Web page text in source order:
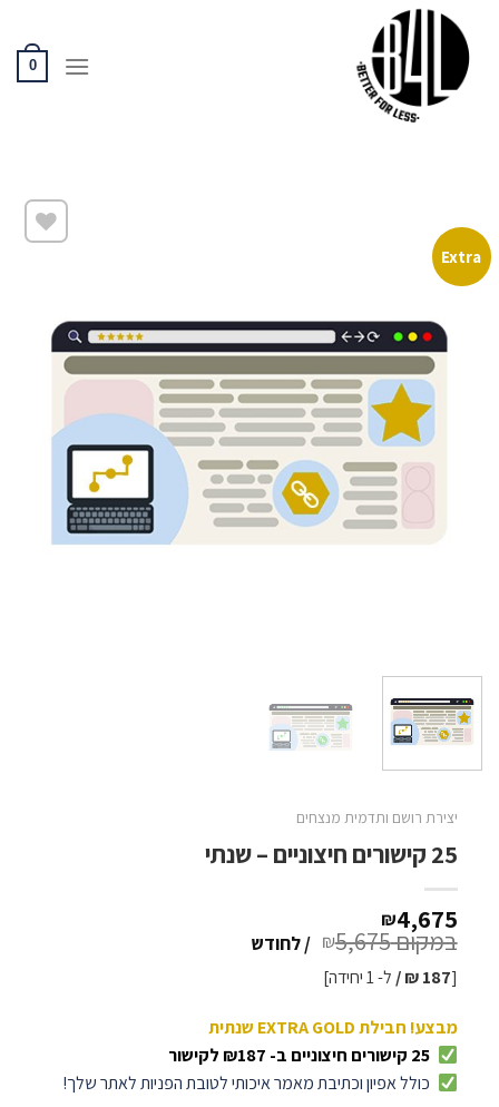
content
0
Extra
יצירת רושם ותדמית מנצחים
25 קישורים חיצוניים – שנתי
₪4,675
₪5,675 / לחודש
[
187
₪ / ל- 1 יחידה]
מבצע! חבילת EXTRA GOLD שנתית
25 קישורים חיצוניים ב- ₪187 לקישור
כולל אפיון וכתיבת מאמר איכותי לטובת הפניות לאתר שלך!